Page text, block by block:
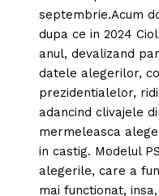
septembrie.Acum
dupa ce in 2024
anul, devalizand
datele alegerilor,
prezidentialelor,
adancind clivajele
mermeleasca
in castig. Modelul
alegerile, care a
mai functionat,